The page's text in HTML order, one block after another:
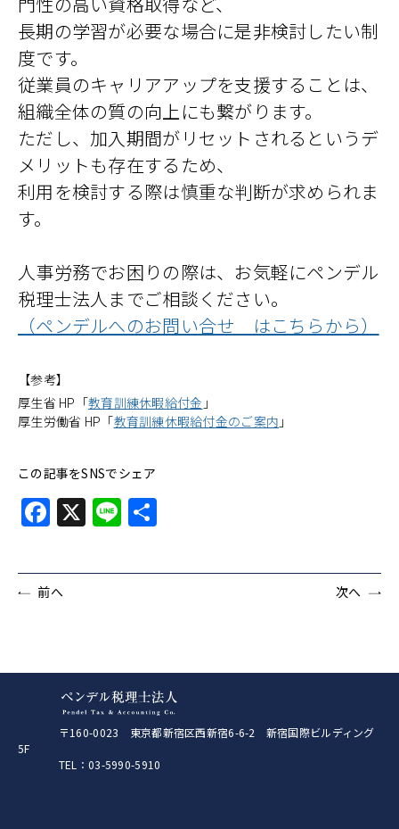
長期の学習が必要な場合に是非検討したい制
度です。
従業員のキャリアアップを支援することは、
組織全体の質の向上にも繋がります。
ただし、加入期間がリセットされるというデ
メリットも存在するため、
利用を検討する際は慎重な判断が求められま
す。
人事労務でお困りの際は、お気軽にペンデル
税理士法人までご相談ください。
（ペンデルへのお問い合せ はこちらから）
【参考】
厚生省 HP「教育訓練休暇給付金 」
厚生労働省 HP「教育訓練休暇給付金のご案内 」
この記事をSNSでシェア
Facebook
X Line
前へ 次へ
〒160-0023 東京都新宿区西新宿6-6-2 新宿国際ビルディング
5F
TEL：03-5990-5910